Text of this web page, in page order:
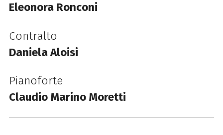
Eleonora Ronconi
Contralto
Daniela Aloisi
Pianoforte
Claudio Marino Moretti